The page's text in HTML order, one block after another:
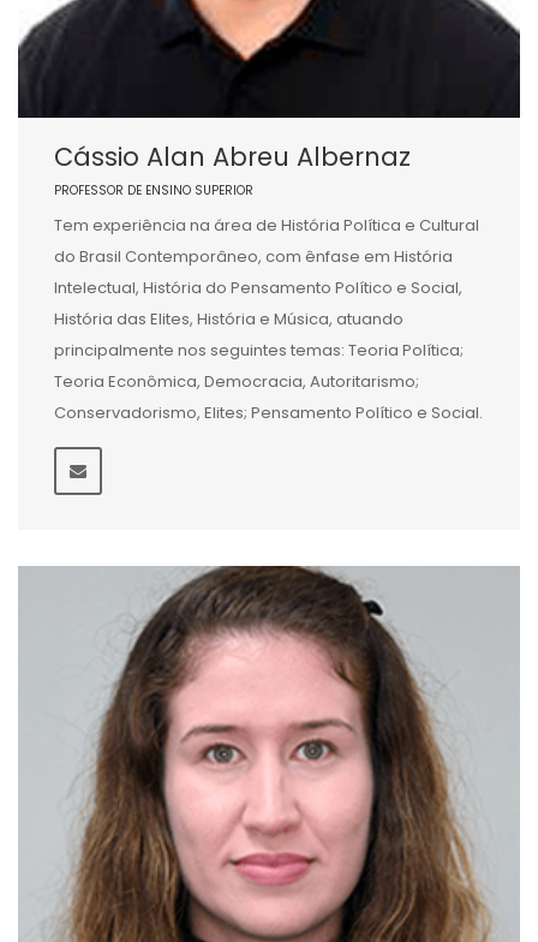
Cássio Alan Abreu Albernaz
PROFESSOR DE ENSINO SUPERIOR
Tem experiência na área de História Política e Cultural
do Brasil Contemporâneo, com ênfase em História
Intelectual, História do Pensamento Político e Social,
História das Elites, História e Música, atuando
principalmente nos seguintes temas: Teoria Política;
Teoria Econômica, Democracia, Autoritarismo;
Conservadorismo, Elites; Pensamento Político e Social.